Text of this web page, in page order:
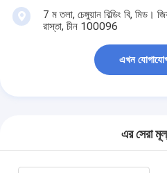
7 ম তলা, চেঙ্গুয়ান বিল্ডিং বি, মিড।
রাস্তা, চীন 100096
এখন
এর সেরা